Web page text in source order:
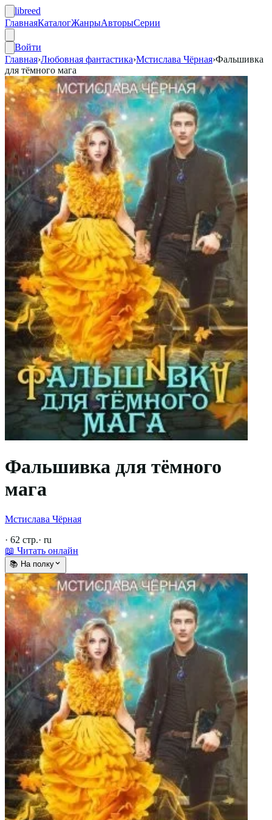
libreed
ГлавнаяКаталогЖанрыАвторыСерии
Войти
Главная›Любовная фантастика›Мстислава Чёрная›Фальшивка
для тёмного мага
Фальшивка для тёмного
мага
Мстислава Чёрная
· 62 стр.· ru
📖 Читать онлайн
📚 На полку